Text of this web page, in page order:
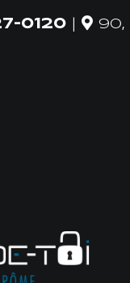
0120 |